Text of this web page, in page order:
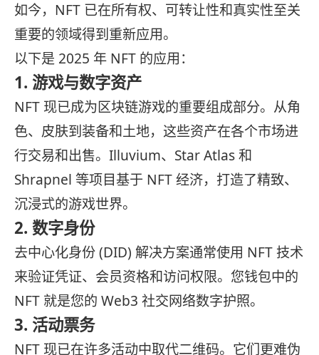
如今，NFT 已在所有权、可转让性和真实性至关
重要的领域得到重新应用。
以下是 2025 年 NFT 的应用：
1. 游戏与数字资产
NFT 现已成为区块链游戏的重要组成部分。从角
色、皮肤到装备和土地，这些资产在各个市场进
行交易和出售。Illuvium、Star Atlas 和
Shrapnel 等项目基于 NFT 经济，打造了精致、
沉浸式的游戏世界。
2. 数字身份
去中心化身份 (DID) 解决方案通常使用 NFT 技术
来验证凭证、会员资格和访问权限。您钱包中的
NFT 就是您的 Web3 社交网络数字护照。
3. 活动票务
NFT 现已在许多活动中取代二维码。它们更难伪